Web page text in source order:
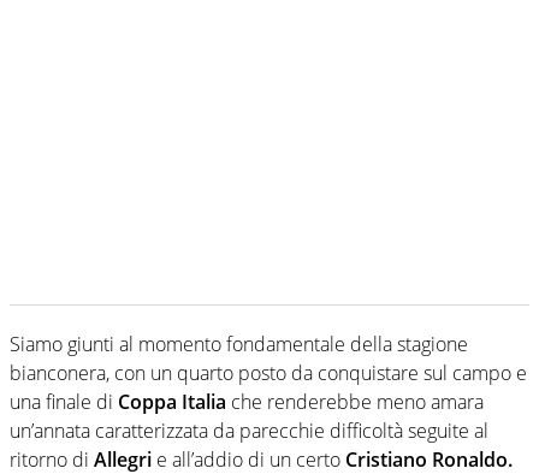
Siamo giunti al momento fondamentale della stagione
bianconera, con un quarto posto da conquistare sul campo e
una finale di Coppa Italia che renderebbe meno amara
un’annata caratterizzata da parecchie difficoltà seguite al
ritorno di Allegri e all’addio di un certo Cristiano Ronaldo.